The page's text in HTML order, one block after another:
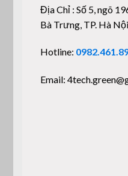
Địa Chỉ : Số 5, ngõ
Bà Trưng, TP. Hà Nội.
Hotline:
Email: